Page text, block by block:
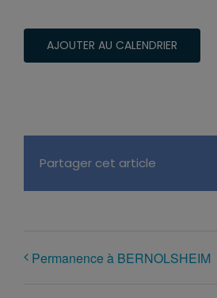
AJOUTER AU CALENDRIER
Partager cet article
Permanence à BERNOLSHEIM